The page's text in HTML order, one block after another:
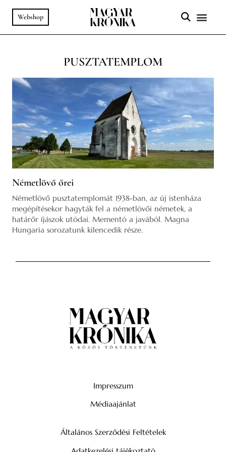
Webshop
PUSZTATEMPLOM
Németlövő őrei
Németlövő pusztatemplomát 1938-ban, az új istenháza
megépítésekor hagyták fel a németlövői németek, a
határőr íjászok utódai. Mementó a javából. Magna
Hungaria sorozatunk kilencedik része.
Impresszum
Médiaajánlat
Általános Szerződési Feltételek